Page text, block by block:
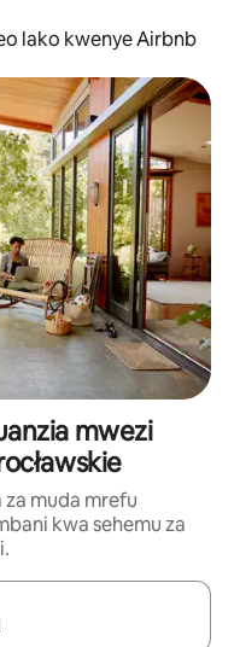
lako kwenye Airbnb
mwezi
za muda mrefu
kwa sehemu za
kwa kutumia vitufe vya